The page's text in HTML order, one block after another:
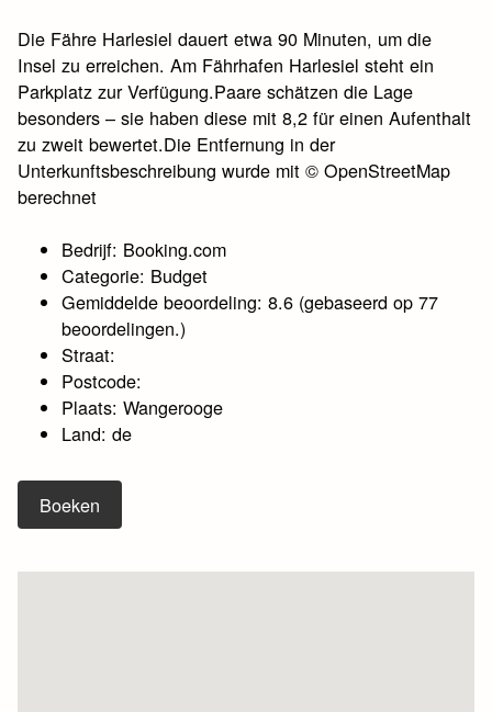
Die Fähre Harlesiel dauert etwa 90 Minuten, um die
Insel zu erreichen. Am Fährhafen Harlesiel steht ein
Parkplatz zur Verfügung.Paare schätzen die Lage
besonders – sie haben diese mit 8,2 für einen Aufenthalt
zu zweit bewertet.Die Entfernung in der
Unterkunftsbeschreibung wurde mit © OpenStreetMap
berechnet
Bedrijf: Booking.com
Categorie: Budget
Gemiddelde beoordeling: 8.6 (gebaseerd op 77
beoordelingen.)
Straat:
Postcode:
Plaats: Wangerooge
Land: de
Boeken